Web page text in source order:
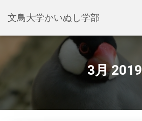
文鳥大学かいぬし学部
3月 2019